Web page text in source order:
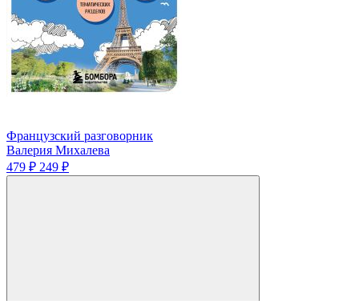
Французский разговорник
Валерия Михалева
479 ₽ 249 ₽